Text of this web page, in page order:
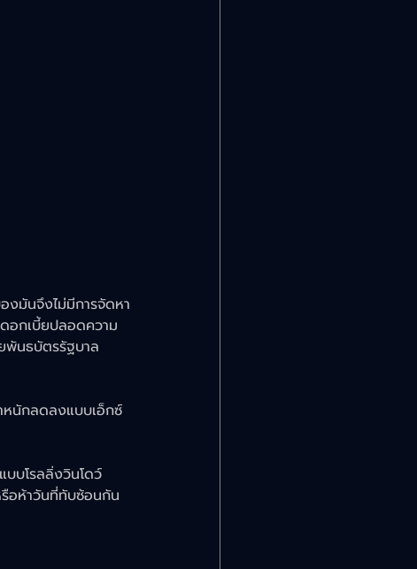
มันจึงไม่มีการจัดหา
อกเบี้ยปลอดความ
พันธบัตรรัฐบาล
หนักลดลงแบบเอ็กซ์
บบโรลลิ่งวินโดว์
อห้าวันที่ทับซ้อนกัน